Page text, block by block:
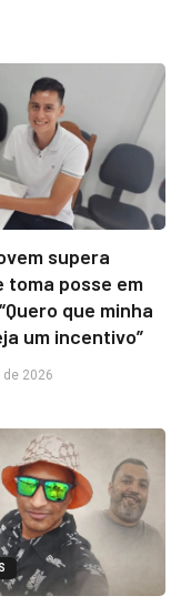
supera
toma posse em
que minha
um incentivo”
2026